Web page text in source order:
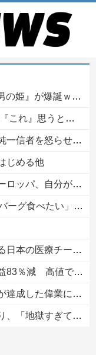
ｗｗｗｗｗｗｗｗｗｗ
になることが発覚！！！
、好き嫌い5位にwwwwwwww
じめる他
べもなくダメージを受けてしまい……
なっても「高校生運動部レベルのガッツリ飯」を作ってしまうのか？
海外でも凄すぎると絶賛
が売れず「損切り祭り」開幕へ
番組の最終回を見ているような気分に……
る……」と衝撃を受ける人が続出中